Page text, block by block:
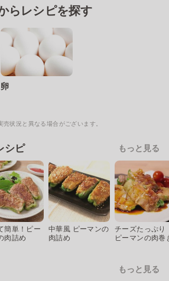
らレシピを探す
卵
状況と異なる場合がございます。
シピ もっと見る
簡単！ピー
肉詰め
中華風 ピーマンの
肉詰め
チーズたっぷり
ピーマンの肉巻
もっと見る